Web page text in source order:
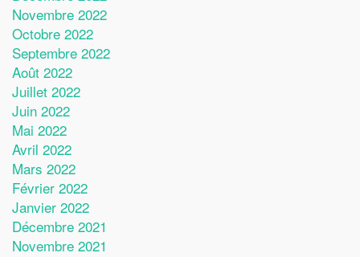
Novembre 2022
Octobre 2022
Septembre 2022
Août 2022
Juillet 2022
Juin 2022
Mai 2022
Avril 2022
Mars 2022
Février 2022
Janvier 2022
Décembre 2021
Novembre 2021